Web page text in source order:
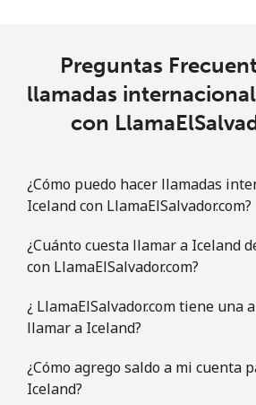
Preguntas
llamadas
con
¿Cómo puedo hacer llamadas
Iceland con LlamaElSalvador.com?
¿Cuánto cuesta llamar a Iceland
con LlamaElSalvador.com?
¿ LlamaElSalvador.com tiene una
llamar a Iceland?
¿Cómo agrego saldo a mi cuenta
Iceland?